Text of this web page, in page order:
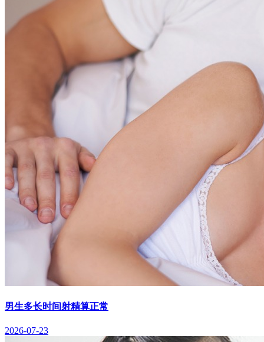
男生多长时间射精算正常
2026-07-23